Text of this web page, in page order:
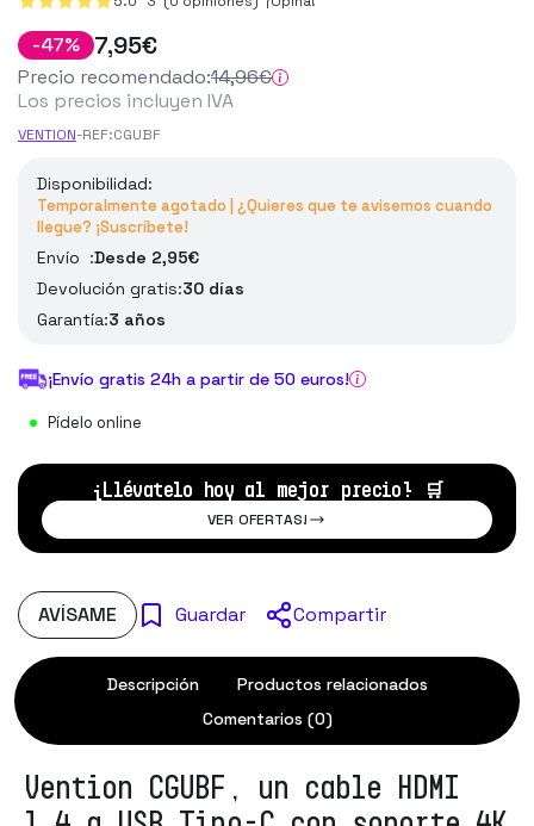
-47% 7,95€
Precio recomendado:14,96€
Los precios incluyen IVA
VENTION-REF:CGUBF
Disponibilidad:
Temporalmente agotado | ¿Quieres que te avisemos cuando
llegue? ¡Suscríbete!
Envío :Desde 2,95€
Devolución gratis:30 días
Garantía:3 años
¡Envío gratis 24h a partir de 50 euros!
Pídelo online
¡Llévatelo hoy al mejor precio! 🛒
VER OFERTAS!
AVÍSAME Guardar Compartir
Descripción
Productos relacionados
Comentarios (0)
Vention CGUBF, un cable HDMI